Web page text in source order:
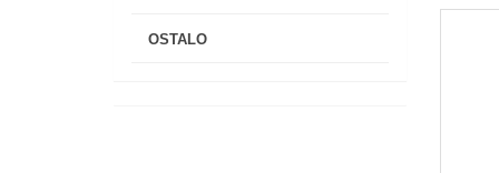
OSTALO